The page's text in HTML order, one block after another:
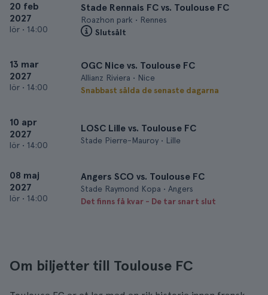
20 feb
2027
lör • 14:00
Stade Rennais FC vs. Toulouse FC
Roazhon park • Rennes
Slutsålt
13 mar
2027
lör • 14:00
OGC Nice vs. Toulouse FC
Allianz Riviera • Nice
Snabbast sålda de senaste dagarna
10 apr
2027
lör • 14:00
LOSC Lille vs. Toulouse FC
Stade Pierre-Mauroy • Lille
08 maj
2027
lör • 14:00
Angers SCO vs. Toulouse FC
Stade Raymond Kopa • Angers
Det finns få kvar - De tar snart slut
Om biljetter till Toulouse FC